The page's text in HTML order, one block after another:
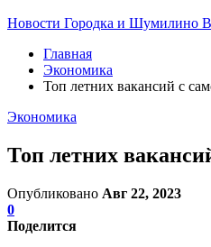
Новости Городка и Шумилино
Главная
Экономика
Топ летних вакансий с
Экономика
Топ летних
Опубликовано Авг 22, 2023
0
Поделится